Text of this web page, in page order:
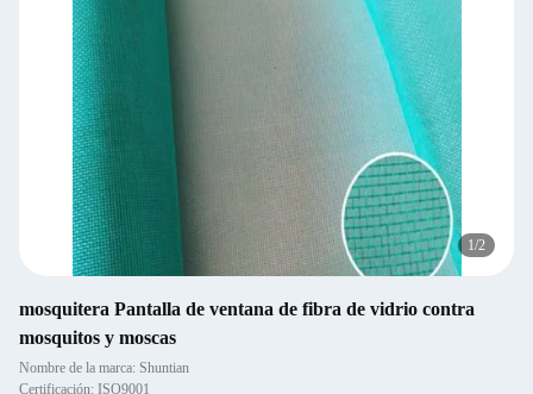
1/2
mosquitera Pantalla de ventana de fibra de vidrio contra
mosquitos y moscas
Nombre de la marca: Shuntian
Certificación: ISO9001